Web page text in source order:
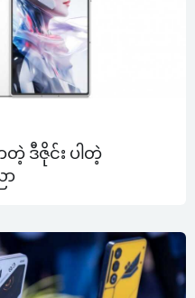
ာတဲ့ ဒီဇိုင်း ပါတဲ့
ာ